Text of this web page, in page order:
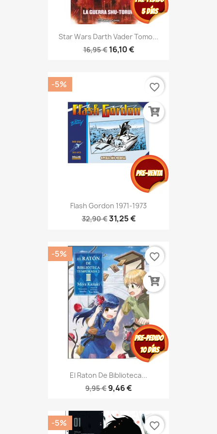
Star Wars Darth Vader Tomo...
16,95 € 16,10 €
Flash Gordon 1971-1973
32,90 €31,25 €
-5% favorite_border
El Raton De Biblioteca...
9,95 € 9,46 €
-5% favorite_border
-5% favorite_border